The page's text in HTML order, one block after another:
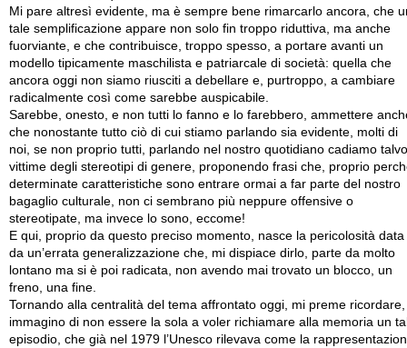
Mi pare altresì evidente, ma è sempre bene rimarcarlo ancora, che
tale semplificazione appare non solo fin troppo riduttiva, ma anche
fuorviante, e che contribuisce, troppo spesso, a portare avanti un
modello tipicamente maschilista e patriarcale di società: quella che
ancora oggi non siamo riusciti a debellare e, purtroppo, a cambiare
radicalmente così come sarebbe auspicabile.
Sarebbe, onesto, e non tutti lo fanno e lo farebbero, ammettere
che nonostante tutto ciò di cui stiamo parlando sia evidente, molti di
noi, se non proprio tutti, parlando nel nostro quotidiano cadiamo
vittime degli stereotipi di genere, proponendo frasi che, proprio
determinate caratteristiche sono entrare ormai a far parte del nostro
bagaglio culturale, non ci sembrano più neppure offensive o
stereotipate, ma invece lo sono, eccome!
E qui, proprio da questo preciso momento, nasce la pericolosità data
da un’errata generalizzazione che, mi dispiace dirlo, parte da molto
lontano ma si è poi radicata, non avendo mai trovato un blocco, un
freno, una fine.
Tornando alla centralità del tema affrontato oggi, mi preme
immagino di non essere la sola a voler richiamare alla memoria un
episodio, che già nel 1979 l’Unesco rilevava come la